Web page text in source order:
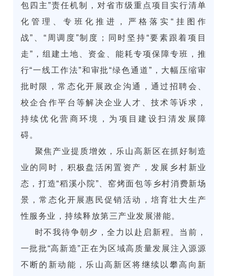
包四主”责任机制，对省市级重点项目实行清单
化管理、专班化推进，严格落实“挂图作
战”、“周调度”制度；同时坚持“要素跟着项目
走”，组建土地、资金、能耗专项保障专班，推
行“一线工作法”和审批“绿色通道”，大幅压缩审
批时限，常态化开展政企沟通，通过招聘会、
校企合作平台等解决企业人才、技术等诉求，
持续优化营商环境，为项目建设扫清发展障
碍。
聚焦产业提质增效，乐山高新区在抓好制造
业的同时，积极盘活闲置资产，发展乡村新业
态，打造“稻溪小院”、窑烤面包等乡村消费新场
景，常态化开展惠民促销活动，培育壮大生产
性服务业，持续释放第三产业发展潜能。
时不我待争朝夕，全力以赴启新程。当前，
一批批“高新造”正在为区域高质量发展注入源源
不断的新动能，乐山高新区将继续以攀高向新